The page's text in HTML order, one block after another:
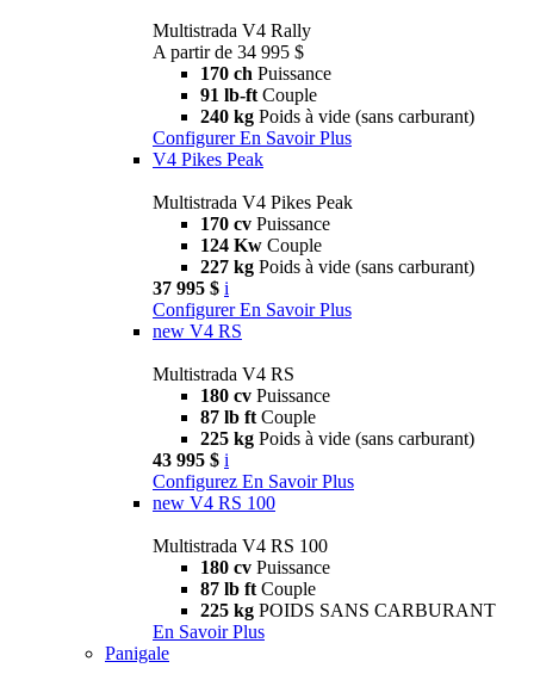
Multistrada V4 Rally
A partir de 34 995 $
170 ch Puissance
91 lb-ft Couple
240 kg Poids à vide (sans carburant)
Configurer En Savoir Plus
V4 Pikes Peak
Multistrada V4 Pikes Peak
170 cv Puissance
124 Kw Couple
227 kg Poids à vide (sans carburant)
37 995 $ i
Configurer En Savoir Plus
new V4 RS
Multistrada V4 RS
180 cv Puissance
87 lb ft Couple
225 kg Poids à vide (sans carburant)
43 995 $ i
Configurez En Savoir Plus
new V4 RS 100
Multistrada V4 RS 100
180 cv Puissance
87 lb ft Couple
225 kg POIDS SANS CARBURANT
En Savoir Plus
Panigale